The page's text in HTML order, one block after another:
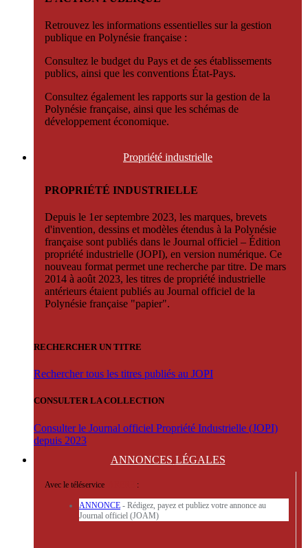
Retrouvez les informations essentielles sur la gestion
publique en Polynésie française :
Consultez le budget du Pays et de ses établissements
publics, ainsi que les conventions État-Pays.
Consultez également les rapports sur la gestion de la
Polynésie française, ainsi que les schémas de
développement économique.
Propriété industrielle
PROPRIÉTÉ INDUSTRIELLE
Depuis le 1er septembre 2023, les marques, brevets
d'invention, dessins et modèles étendus à la Polynésie
française sont publiés dans le Journal officiel – Édition
propriété industrielle (JOPI), en version numérique. Ce
nouveau format permet une recherche par titre. De mars
2014 à août 2023, les titres de propriété industrielle
antérieurs étaient publiés au Journal officiel de la
Polynésie française "papier".
RECHERCHER UN TITRE
Rechercher tous les titres publiés au JOPI
CONSULTER LA COLLECTION
Consulter le Journal officiel Propriété Industrielle (JOPI)
depuis 2023
ANNONCES LÉGALES
Avec le téléservice :
ANNONCE - Rédigez, payez et publiez votre annonce au
Journal officiel (JOAM)